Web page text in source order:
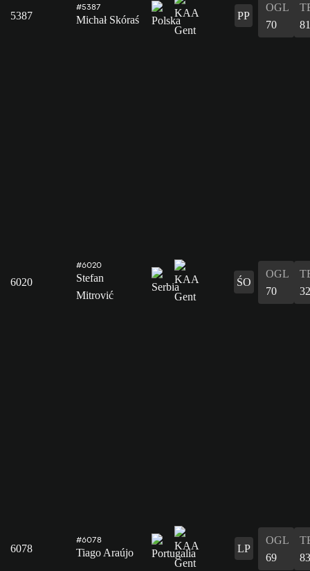
5387
#5387
Michał Skóraś PP
OGL
70
81
6020
#6020
Stefan
Mitrović
ŚO
OGL
70
32
6078
#6078
Tiago Araújo LP
OGL
69
83